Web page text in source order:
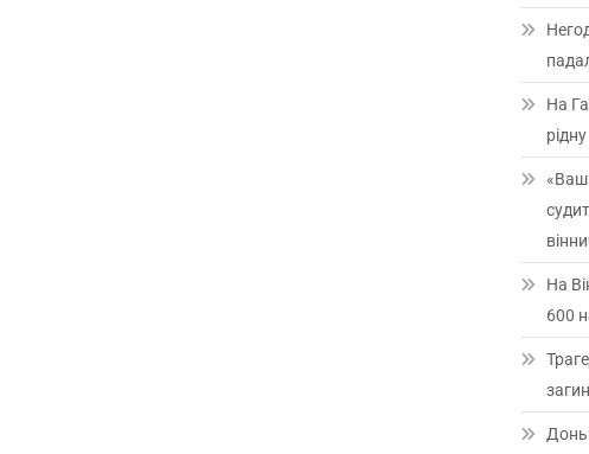
На
«Ваш
На
600